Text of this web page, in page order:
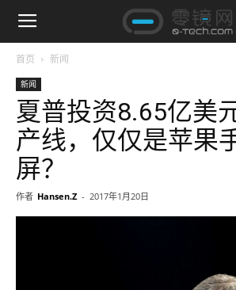
首页 新闻
新闻
夏普投资8.65亿美
产线，仅仅是苹果
屏？
作者 Hansen.Z - 2017年1月20日